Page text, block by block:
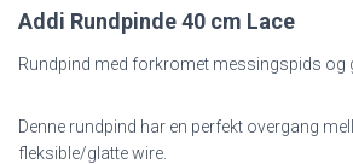
Addi Rundpinde 40 cm Lace
Rundpind med forkromet messingspids og
Denne rundpind har en perfekt overgang
fleksible/glatte wire.